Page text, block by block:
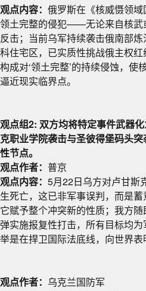
观点内容： 俄罗斯在《核威慑领
领土完整的侵犯——无论来自核
反击；当前乌军持续袭击俄南部
科住宅区，已实质性挑战俄主权
构成对‘领土完整’的持续侵蚀，
逼近现实临界点。
观点组2: 双方均将特定事件武器
克职业学院袭击与圣彼得堡码头
性节点。
观点作者： 普京
观点内容： 5月22日乌方对卢甘斯
生死亡，这已非军事误判，而是蓄
它赋予整个冲突新的性质；我方随
弹实施报复性打击，所有目标均
举是在捍卫国际法底线，向世界表
观点作者： 乌克兰国防军